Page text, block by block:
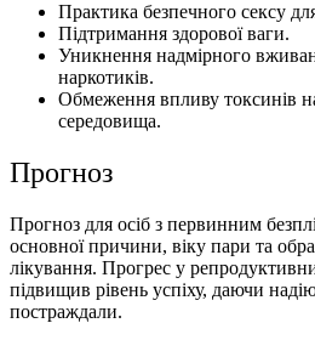
Практика безпечного сексу
Підтримання здорової ваги.
Уникнення надмірного
наркотиків.
Обмеження впливу токсинів
середовища.
Прогноз
Прогноз для осіб з первинним
основної причини, віку пари та
лікування. Прогрес у
підвищив рівень успіху, даючи
постраждали.